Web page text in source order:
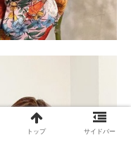
トップ サイドバー